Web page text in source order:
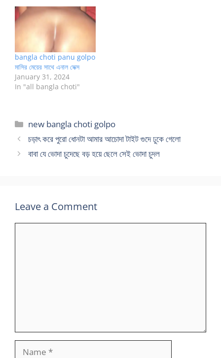
bangla choti panu golpo
মাসির মেয়ের সাথে এনাল সেক্স
January 31, 2024
In "all bangla choti"
Categories
new bangla choti golpo
চড়াৎ করে পুরো ধোনটা আমার আচোদা টাইট গুদে ঢুকে গেলো
বাবা যে ভোদা চুদেছে বড় হয়ে ছেলে সেই ভোদা চুদল
Leave a Comment